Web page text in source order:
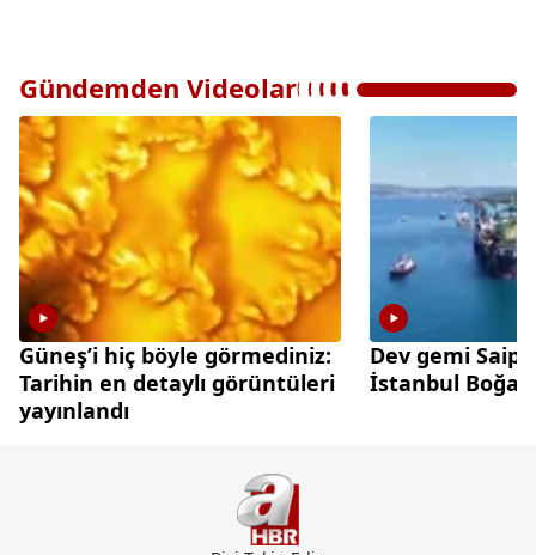
Gündemden Videolar
Güneş’i hiç böyle görmediniz:
Tarihin en detaylı görüntüleri
yayınlandı
Dev gemi
İstanbul